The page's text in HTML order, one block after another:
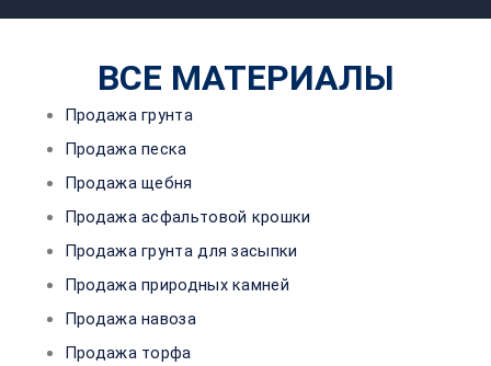
ВСЕ МАТЕРИАЛЫ
Продажа грунта
Продажа песка
Продажа щебня
Продажа асфальтовой крошки
Продажа грунта для засыпки
Продажа природных камней
Продажа навоза
Продажа торфа